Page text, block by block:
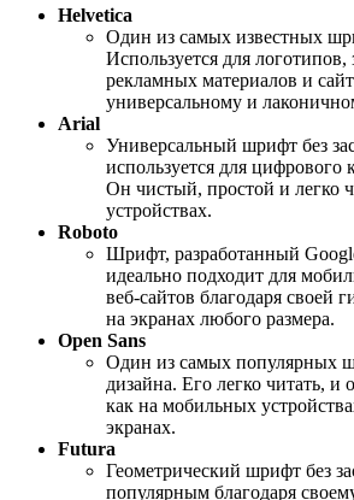
Helvetica
Один из самых известных
Используется для логотипов,
рекламных материалов и
универсальному и
Arial
Универсальный шрифт без
используется для цифрового
Он чистый, простой и легко
устройствах.
Roboto
Шрифт, разработанный
идеально подходит для
веб-сайтов благодаря своей
на экранах любого размера.
Open Sans
Один из самых популярных
дизайна. Его легко читать, и
как на мобильных
экранах.
Futura
Геометрический шрифт без
популярным благодаря